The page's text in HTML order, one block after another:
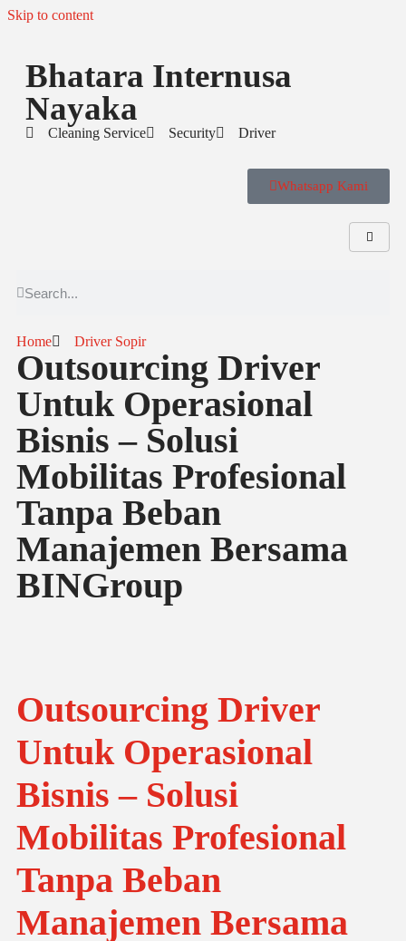
Skip to content
Bhatara Internusa
Nayaka
Cleaning Service Security Driver
Whatsapp Kami
Home Driver Sopir
Outsourcing Driver
Untuk Operasional
Bisnis – Solusi
Mobilitas Profesional
Tanpa Beban
Manajemen Bersama
BINGroup
Outsourcing Driver
Untuk Operasional
Bisnis – Solusi
Mobilitas Profesional
Tanpa Beban
Manajemen Bersama